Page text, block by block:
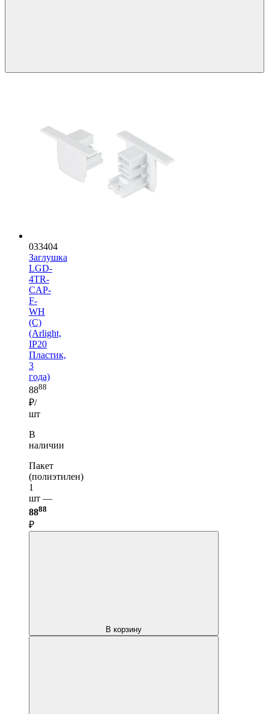
033404
Заглушка
LGD-
4TR-
CAP-
F-
WH
(C)
(Arlight,
IP20
Пластик,
3
года)
8888
₽/
шт
В
наличии
Пакет
(полиэтилен)
1
шт —
8888
₽
В корзину